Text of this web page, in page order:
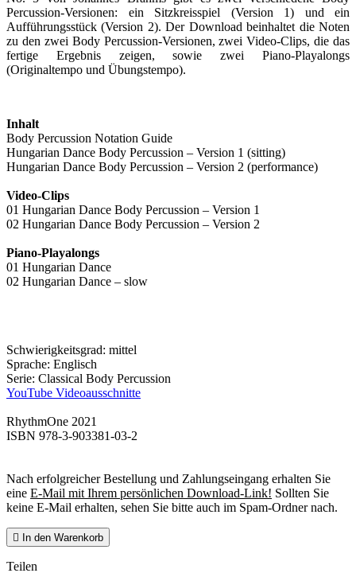
Percussion-Versionen: ein Sitzkreisspiel (Version 1) und ein
Aufführungsstück (Version 2). Der Download beinhaltet die Noten
zu den zwei Body Percussion-Versionen, zwei Video-Clips, die das
fertige Ergebnis zeigen, sowie zwei Piano-Playalongs
(Originaltempo und Übungstempo).
Inhalt
Body Percussion Notation Guide
Hungarian Dance Body Percussion – Version 1 (sitting)
Hungarian Dance Body Percussion – Version 2 (performance)
Video-Clips
01 Hungarian Dance Body Percussion – Version 1
02 Hungarian Dance Body Percussion – Version 2
Piano-Playalongs
01 Hungarian Dance
02 Hungarian Dance – slow
Schwierigkeitsgrad: mittel
Sprache: Englisch
Serie: Classical Body Percussion
YouTube Videoausschnitte
RhythmOne 2021
ISBN 978-3-903381-03-2
Nach erfolgreicher Bestellung und Zahlungseingang erhalten Sie
eine E-Mail mit Ihrem persönlichen Download-Link! Sollten Sie
keine E-Mail erhalten, sehen Sie bitte auch im Spam-Ordner nach.
 In den Warenkorb
Teilen